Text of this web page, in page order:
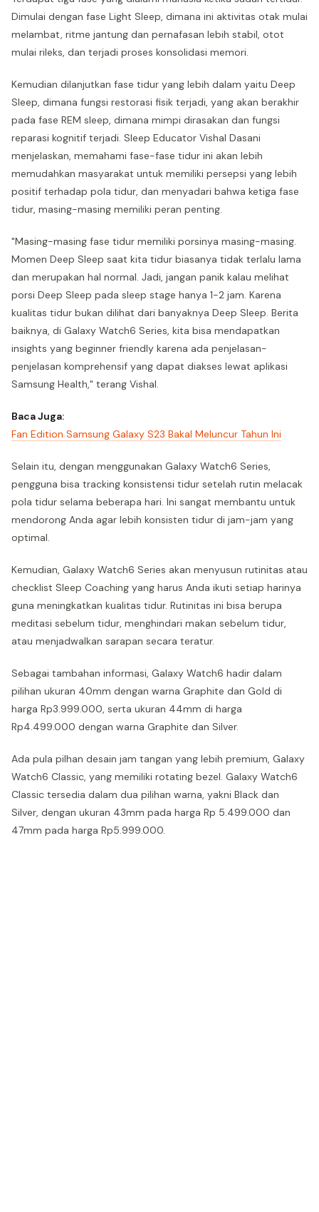
Dimulai dengan fase Light Sleep, dimana ini aktivitas otak mulai
melambat, ritme jantung dan pernafasan lebih stabil, otot
mulai rileks, dan terjadi proses konsolidasi memori.
Kemudian dilanjutkan fase tidur yang lebih dalam yaitu Deep
Sleep, dimana fungsi restorasi fisik terjadi, yang akan berakhir
pada fase REM sleep, dimana mimpi dirasakan dan fungsi
reparasi kognitif terjadi. Sleep Educator Vishal Dasani
menjelaskan, memahami fase-fase tidur ini akan lebih
memudahkan masyarakat untuk memiliki persepsi yang lebih
positif terhadap pola tidur, dan menyadari bahwa ketiga fase
tidur, masing-masing memiliki peran penting.
"Masing-masing fase tidur memiliki porsinya masing-masing.
Momen Deep Sleep saat kita tidur biasanya tidak terlalu lama
dan merupakan hal normal. Jadi, jangan panik kalau melihat
porsi Deep Sleep pada sleep stage hanya 1-2 jam. Karena
kualitas tidur bukan dilihat dari banyaknya Deep Sleep. Berita
baiknya, di Galaxy Watch6 Series, kita bisa mendapatkan
insights yang beginner friendly karena ada penjelasan-
penjelasan komprehensif yang dapat diakses lewat aplikasi
Samsung Health," terang Vishal.
Baca Juga:
Fan Edition Samsung Galaxy S23 Bakal Meluncur Tahun Ini
Selain itu, dengan menggunakan Galaxy Watch6 Series,
pengguna bisa tracking konsistensi tidur setelah rutin melacak
pola tidur selama beberapa hari. Ini sangat membantu untuk
mendorong Anda agar lebih konsisten tidur di jam-jam yang
optimal.
Kemudian, Galaxy Watch6 Series akan menyusun rutinitas atau
checklist Sleep Coaching yang harus Anda ikuti setiap harinya
guna meningkatkan kualitas tidur. Rutinitas ini bisa berupa
meditasi sebelum tidur, menghindari makan sebelum tidur,
atau menjadwalkan sarapan secara teratur.
Sebagai tambahan informasi, Galaxy Watch6 hadir dalam
pilihan ukuran 40mm dengan warna Graphite dan Gold di
harga Rp3.999.000, serta ukuran 44mm di harga
Rp4.499.000 dengan warna Graphite dan Silver.
Ada pula pilhan desain jam tangan yang lebih premium, Galaxy
Watch6 Classic, yang memiliki rotating bezel. Galaxy Watch6
Classic tersedia dalam dua pilihan warna, yakni Black dan
Silver, dengan ukuran 43mm pada harga Rp 5.499.000 dan
47mm pada harga Rp5.999.000.